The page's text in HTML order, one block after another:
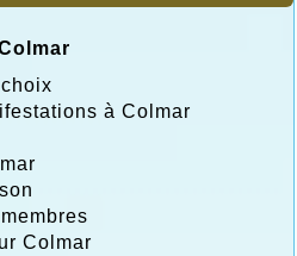
à Colmar
Colmar